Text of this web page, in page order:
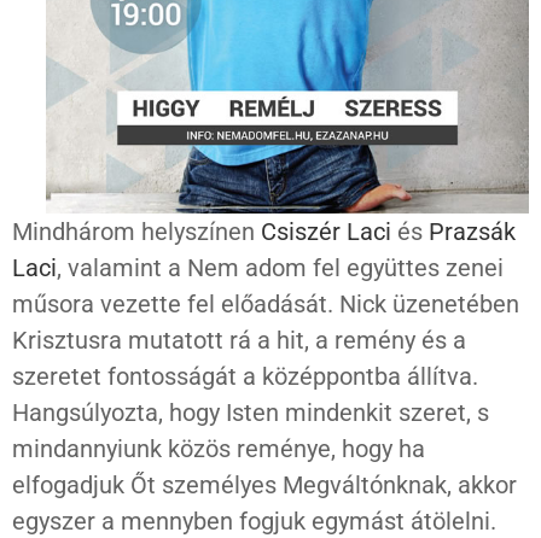
Mindhárom helyszínen Csiszér Laci és Prazsák
Laci, valamint a Nem adom fel együttes zenei
műsora vezette fel előadását. Nick üzenetében
Krisztusra mutatott rá a hit, a remény és a
szeretet fontosságát a középpontba állítva.
Hangsúlyozta, hogy Isten mindenkit szeret, s
mindannyiunk közös reménye, hogy ha
elfogadjuk Őt személyes Megváltónknak, akkor
egyszer a mennyben fogjuk egymást átölelni.